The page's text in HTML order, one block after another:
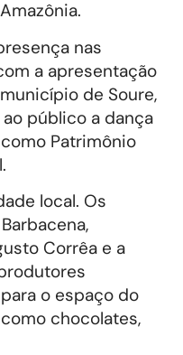
nas
a apresentação
de Soure,
ao público a dança
Patrimônio
local. Os
Corrêa e a
o espaço do
chocolates,